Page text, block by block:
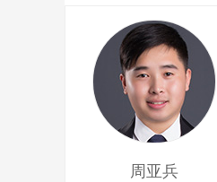
用户 S**68 购买 俏***
周亚兵